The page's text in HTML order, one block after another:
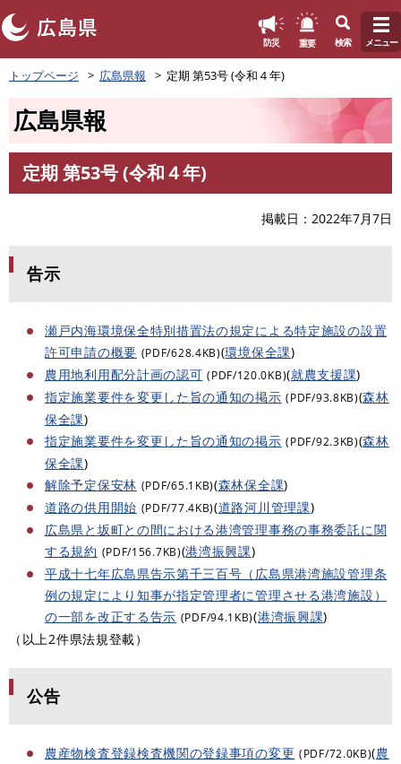
ペ
ー
頭
す
防災 重要 検索 メニュー
トップページ 広島県報 定期 第53号 (令和４年)
広島県報
文
定期 第53号 (令和４年)
掲載日 2022年7月7日
告示
瀬戸内海環境保全特別措置法の規定による特定施設の設置
許可申請の概要 (PDF/628.4KB)(環境保全課)
農用地利用配分計画の認可 (PDF/120.0KB)(就農支援課)
指定施業要件を変更した旨の通知の掲示 (PDF/93.8KB)(森林
保全課)
指定施業要件を変更した旨の通知の掲示 (PDF/92.3KB)(森林
保全課)
解除予定保安林 (PDF/65.1KB)(森林保全課)
道路の供用開始 (PDF/77.4KB)(道路河川管理課)
広島県と坂町との間における港湾管理事務の事務委託に関
する規約 (PDF/156.7KB)(港湾振興課)
平成十七年広島県告示第千三百号（広島県港湾施設管理条
例の規定により知事が指定管理者に管理させる港湾施設）
の一部を改正する告示 (PDF/94.1KB)(港湾振興課)
（以上2件県法規登載）
公告
農産物検査登録検査機関の登録事項の変更 (PDF/72.0KB)(農